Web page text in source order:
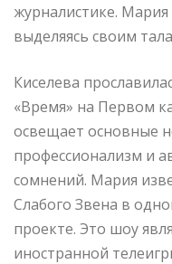
журналистике. Мария
выделяясь своим
Киселева
«Время» на Первом
освещает основные
профессионализм и
сомнений. Мария
Слабого Звена в
проекте. Это шоу
иностранной